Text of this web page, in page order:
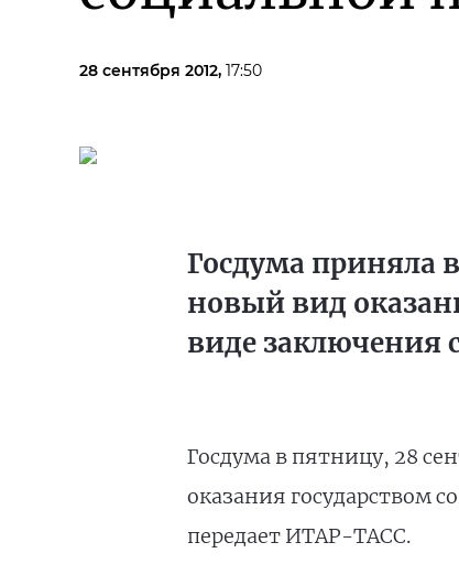
28 сентября 2012, 17:50
Госдума приняла
новый вид
виде заключения
Госдума в пятницу, 28
оказания государством
передает ИТАР-ТАСС.